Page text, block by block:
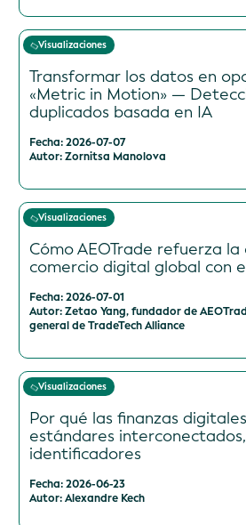
Visualizaciones
Transformar los datos en
«Metric in Motion» —
duplicados basada en IA
Fecha: 2026-07-07
Autor: Zornitsa Manolova
Visualizaciones
Cómo AEOTrade refuerza
comercio digital global con
Fecha: 2026-07-01
Autor: Zetao Yang, fundador de
general de TradeTech Alliance
Visualizaciones
Por qué las finanzas
estándares
identificadores
Fecha: 2026-06-23
Autor: Alexandre Kech